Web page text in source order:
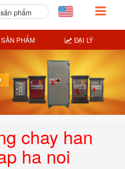
chay han
ha noi
phẩm
PHẨM ĐẠI LÝ